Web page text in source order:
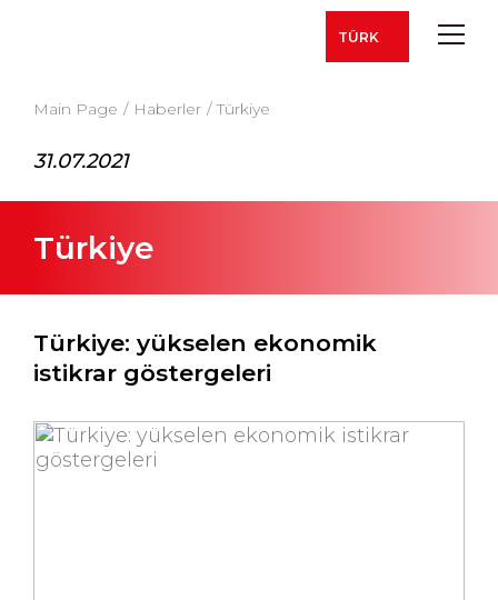
TÜRK
Main Page Haberler Türkiye
31.07.2021
Türkiye
Türkiye: yükselen ekonomik
istikrar göstergeleri